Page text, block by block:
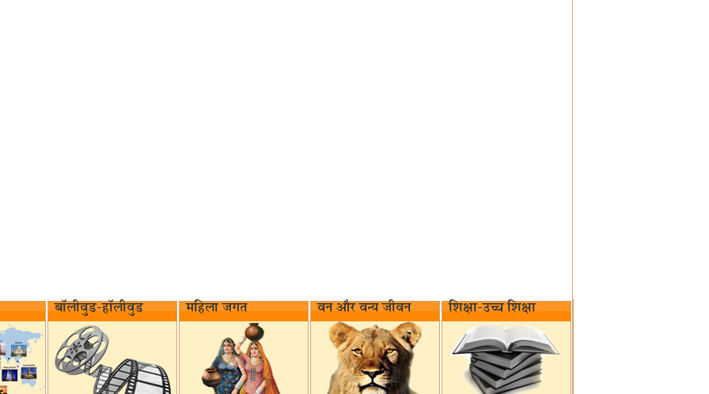
बॉलीवुड-हॉलीवुड महिला जगत वन और वन्य जीवन‌ शिक्षा-उच्च शिक्षा